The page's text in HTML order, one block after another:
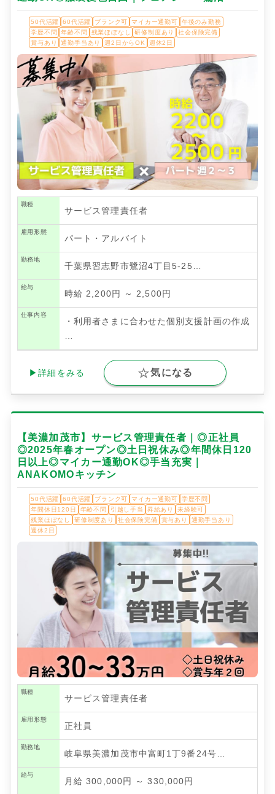
50代活躍 60代活躍 ブランク可 マイカー通勤可
午後のみ勤務
学歴不問
年齢不問 残業ほぼなし 研修制度あり
社会保険完備
賞与あり
通勤手当あり 週2日からOK 週休2日
職種
サービス管理責任者
雇用形態
パート・アルバイト
勤務地
千葉県習志野市鷺沼4丁目5-25…
給与
時給 2,200円 ～ 2,500円
仕事内容
・利用者さまに合わせた個別支援計画の作成
▶詳細をみる 気になる
【美濃加茂市】サービス管理責任者｜◎正社員
◎2025年春オープン◎土日祝休み◎年間休日120
日以上◎マイカー通勤OK◎手当充実｜
ANAKOMOキッチン
50代活躍 60代活躍 ブランク可 マイカー通勤可
学歴不問
年間休日120日
年齢不問 引越し手当 昇給あり
未経験可
残業ほぼなし
研修制度あり 社会保険完備 賞与あり
通勤手当あり
週休2日
職種
サービス管理責任者
雇用形態
正社員
勤務地
岐阜県美濃加茂市中富町1丁9番24号…
給与
月給 300,000円 ～ 330,000円